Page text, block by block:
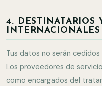
4. DESTINATARIOS
INTERNACIONALES
Tus datos no serán
Los proveedores de
como encargados del